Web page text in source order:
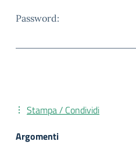
Password:
Stampa / Condividi
Argomenti